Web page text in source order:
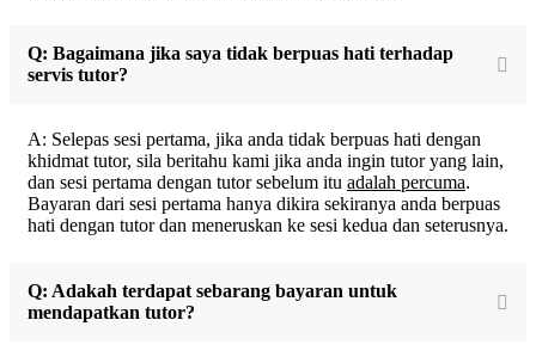
Q: Bagaimana jika saya tidak berpuas hati terhadap
servis tutor?
A: Selepas sesi pertama, jika anda tidak berpuas hati dengan
khidmat tutor, sila beritahu kami jika anda ingin tutor yang lain,
dan sesi pertama dengan tutor sebelum itu adalah percuma.
Bayaran dari sesi pertama hanya dikira sekiranya anda berpuas
hati dengan tutor dan meneruskan ke sesi kedua dan seterusnya.
Q: Adakah terdapat sebarang bayaran untuk
mendapatkan tutor?